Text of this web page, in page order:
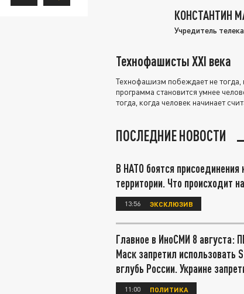
КОНСТАНТИН
Учредитель
Технофашисты XXI века
Технофашизм побеждает не тогда,
программа становится умнее
тогда, когда человек начинает
ПОСЛЕДНИЕ НОВОСТИ
В НАТО боятся присоединения
территории. Что происходит
13:56 ЭКСКЛЮЗИВ
Главное в ИноСМИ 8 августа:
Маск запретил использовать
вглубь России. Украине
11:00 ПОЛИТИКА